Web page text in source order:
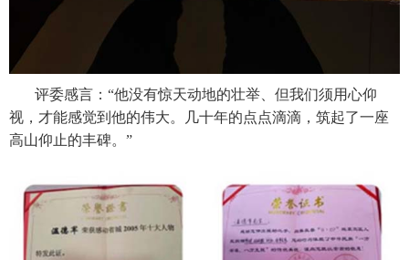
评委感言：“他没有惊天动地的壮举、但我们须用心仰
视，才能感觉到他的伟大。几十年的点点滴滴，筑起了一座
高山仰止的丰碑。”